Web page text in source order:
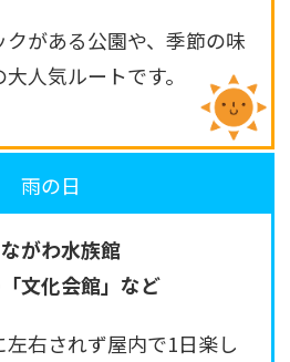
がある公園や、季節の味
人気ルートです。
雨の日
がわ水族館
文化会館」など
右されず屋内で1日楽し